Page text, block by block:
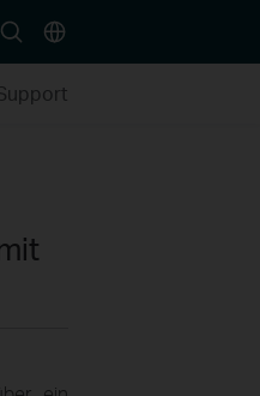
SearchChoose